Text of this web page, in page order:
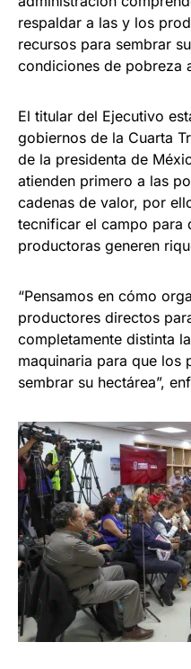
respaldar a las y los
recursos para sembrar
condiciones de pobreza
El titular del Ejecutivo
gobiernos de la Cuarta
de la presidenta de
atienden primero a las
cadenas de valor, por
tecnificar el campo para
productoras generen
“Pensamos en cómo
productores directos
completamente distinta
maquinaria para que los
sembrar su hectárea”,